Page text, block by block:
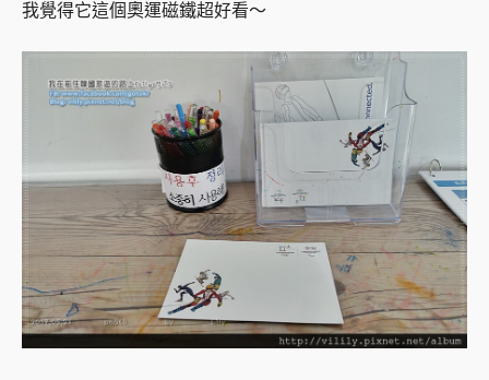
我覺得它這個奧運磁鐵超好看～